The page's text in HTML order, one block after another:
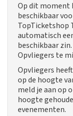
Op dit moment
beschikbaar
TopTicketshop
automatisch
beschikbaar
Opvliegers te
Opvliegers
op de hoogte
meld je aan op
hoogte
evenementen.